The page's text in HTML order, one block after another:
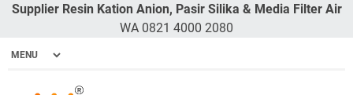
Supplier Resin Kation Anion, Pasir Silika & Media Filter Air
WA 0821 4000 2080